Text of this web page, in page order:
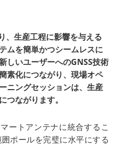
、生産工程に影響を与える
ムを簡単かつシームレスに
しいユーザーへのGNSS技術
素化につながり、現場オペ
ニングセッションは、生産
つながります。
ートアンテナに統合するこ
ポールを完璧に水平にする